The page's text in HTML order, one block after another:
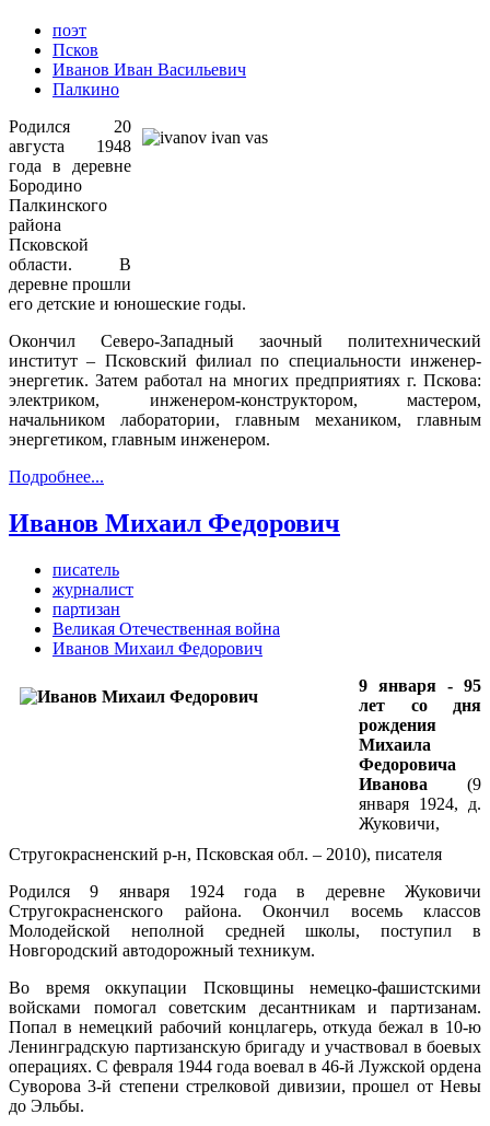
поэт
Псков
Иванов Иван Васильевич
Палкино
Родился 20
августа 1948
года в деревне
Бородино
Палкинского
района
Псковской
области. В
деревне прошли
его детские и юношеские годы.
Окончил Северо-Западный заочный политехнический
институт – Псковский филиал по специальности инженер-
энергетик. Затем работал на многих предприятиях г. Пскова:
электриком, инженером-конструктором, мастером,
начальником лаборатории, главным механиком, главным
энергетиком, главным инженером.
Подробнее...
Иванов Михаил Федорович
писатель
журналист
партизан
Великая Отечественная война
Иванов Михаил Федорович
9 января - 95
лет со дня
рождения
Михаила
Федоровича
Иванова (9
января 1924, д.
Жуковичи,
Стругокрасненский р-н, Псковская обл. – 2010), писателя
Родился 9 января 1924 года в деревне Жуковичи
Стругокрасненского района. Окончил восемь классов
Молодейской неполной средней школы, поступил в
Новгородский автодорожный техникум.
Во время оккупации Псковщины немецко-фашистскими
войсками помогал советским десантникам и партизанам.
Попал в немецкий рабочий концлагерь, откуда бежал в 10-ю
Ленинградскую партизанскую бригаду и участвовал в боевых
операциях. С февраля 1944 года воевал в 46-й Лужской ордена
Суворова 3-й степени стрелковой дивизии, прошел от Невы
до Эльбы.